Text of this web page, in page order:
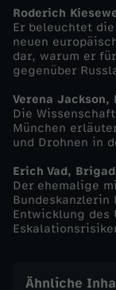
r
k
u
s
L
a
Roderich
Er beleuchtet
neuen
dar, warum er
gegenüber
Verena Jackson,
Die
München
und Drohnen in
Erich Vad,
Der ehemalige
Entwicklung des
Ähnliche